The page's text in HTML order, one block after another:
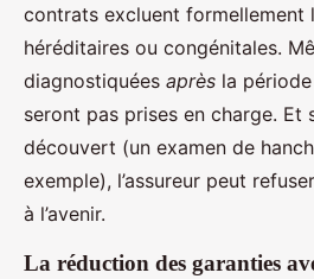
contrats excluent formellement
héréditaires ou congénitales.
diagnostiquées après la
seront pas prises en charge. Et
découvert (un examen de
exemple), l’assureur peut
à l’avenir.
La réduction des garanties